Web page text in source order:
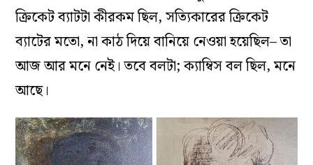
ক্রিকেট ব্যাটটা কীরকম ছিল, সত্যিকারের ক্রিকেট
ব্যাটের মতো, না কাঠ দিয়ে বানিয়ে নেওয়া হয়েছিল– তা
আজ আর মনে নেই। তবে বলটা; ক্যাম্বিস বল ছিল, মনে
আছে।